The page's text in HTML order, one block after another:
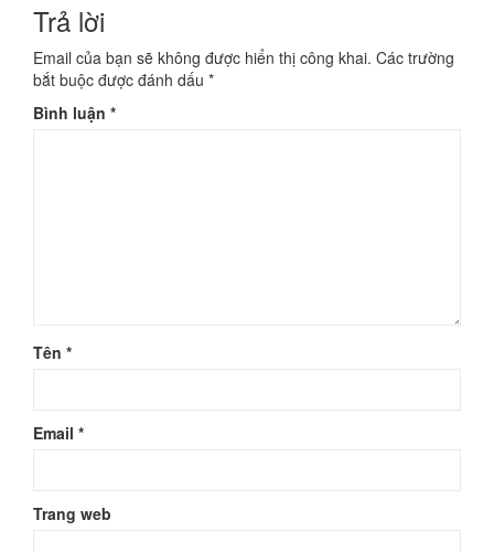
DAP-
NALINI(-
MAU-
Trả lời
Email của bạn sẽ không được hiển thị công khai. Các trường
bắt buộc được đánh dấu *
Bình luận *
Tên *
Email *
Trang web